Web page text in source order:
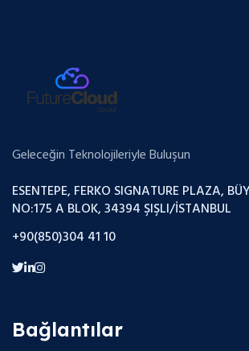
Geleceğin Teknolojileriyle Buluşun
ESENTEPE, FERKO SIGNATURE PLAZA,
NO:175 A BLOK, 34394 ŞIŞLI/İSTANBUL
+90(850)304 41 10
Bağlantılar